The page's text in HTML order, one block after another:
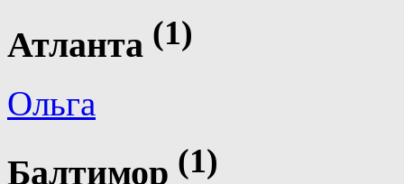
Атланта (1)
Ольга
Балтимор (1)